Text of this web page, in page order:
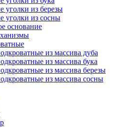
уголки из березы
уголки из сосны
основание
из массива дуба
из массива бука
из массива березы
из массива сосны